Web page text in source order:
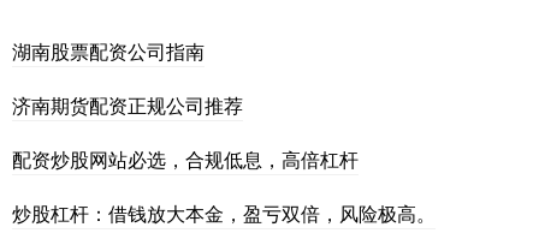
湖南股票配资公司指南
济南期货配资正规公司推荐
配资炒股网站必选，合规低息，高倍杠杆
炒股杠杆：借钱放大本金，盈亏双倍，风险极高。